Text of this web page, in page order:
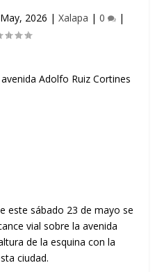
2026 | Xalapa | 0 |
este sábado 23 de mayo se
vial sobre la avenida
de la esquina con la
ciudad.